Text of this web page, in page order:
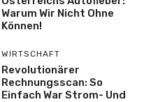
Warum Wir Nicht Ohne
Können!
WIRTSCHAFT
Revolutionärer
Rechnungsscan: So
Einfach War Strom- Und